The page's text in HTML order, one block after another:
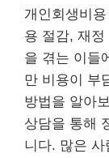
개인회생비
용 절감, 재
을 겪는 이들
만 비용이 부
방법을 알아
상담을 통해
니다. 많은 사